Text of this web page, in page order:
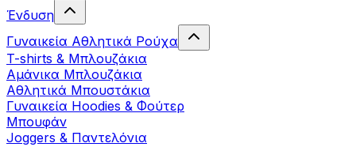
Ένδυση
Γυναικεία Αθλητικά Ρούχα
T-shirts & Μπλουζάκια
Αμάνικα Μπλουζάκια
Aθλητικά Μπουστάκια
Γυναικεία Hoodies & Φούτερ
Μπουφάν
Joggers & Παντελόνια